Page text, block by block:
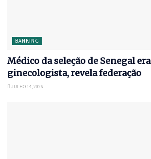
BANKING
Médico da seleção de Senegal era
ginecologista, revela federação
JULHO 14, 2026